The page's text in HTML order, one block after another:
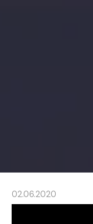
02.06.2020